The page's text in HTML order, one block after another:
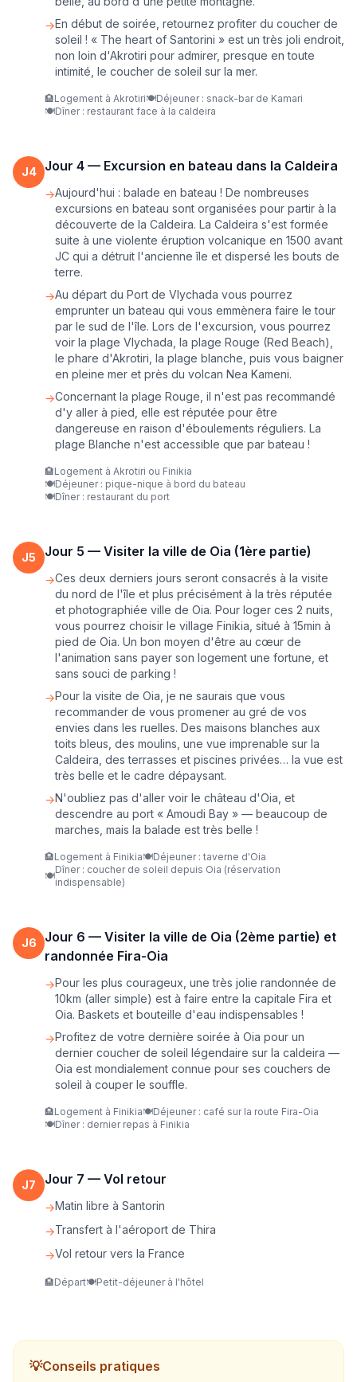
→En début de soirée, retournez profiter du coucher de
soleil ! « The heart of Santorini » est un très joli endroit,
non loin d'Akrotiri pour admirer, presque en toute
intimité, le coucher de soleil sur la mer.
🏨Logement à Akrotiri🍽️Déjeuner : snack-bar de Kamari
🍽️Dîner : restaurant face à la caldeira
J4 Jour 4 — Excursion en bateau dans la Caldeira
→Aujourd'hui : balade en bateau ! De nombreuses
excursions en bateau sont organisées pour partir à la
découverte de la Caldeira. La Caldeira s'est formée
suite à une violente éruption volcanique en 1500 avant
JC qui a détruit l'ancienne île et dispersé les bouts de
terre.
→Au départ du Port de Vlychada vous pourrez
emprunter un bateau qui vous emmènera faire le tour
par le sud de l'île. Lors de l'excursion, vous pourrez
voir la plage Vlychada, la plage Rouge (Red Beach),
le phare d'Akrotiri, la plage blanche, puis vous baigner
en pleine mer et près du volcan Nea Kameni.
→Concernant la plage Rouge, il n'est pas recommandé
d'y aller à pied, elle est réputée pour être
dangereuse en raison d'éboulements réguliers. La
plage Blanche n'est accessible que par bateau !
🏨Logement à Akrotiri ou Finikia
🍽️Déjeuner : pique-nique à bord du bateau
🍽️Dîner : restaurant du port
J5 Jour 5 — Visiter la ville de Oia (1ère partie)
→Ces deux derniers jours seront consacrés à la visite
du nord de l'île et plus précisément à la très réputée
et photographiée ville de Oia. Pour loger ces 2 nuits,
vous pourrez choisir le village Finikia, situé à 15min à
pied de Oia. Un bon moyen d'être au cœur de
l'animation sans payer son logement une fortune, et
sans souci de parking !
→Pour la visite de Oia, je ne saurais que vous
recommander de vous promener au gré de vos
envies dans les ruelles. Des maisons blanches aux
toits bleus, des moulins, une vue imprenable sur la
Caldeira, des terrasses et piscines privées… la vue est
très belle et le cadre dépaysant.
→N'oubliez pas d'aller voir le château d'Oia, et
descendre au port « Amoudi Bay » — beaucoup de
marches, mais la balade est très belle !
🏨Logement à Finikia🍽️Déjeuner : taverne d'Oia
🍽️
Dîner : coucher de soleil depuis Oia (réservation
indispensable)
J6 Jour 6 — Visiter la ville de Oia (2ème partie) et
randonnée Fira-Oia
→Pour les plus courageux, une très jolie randonnée de
10km (aller simple) est à faire entre la capitale Fira et
Oia. Baskets et bouteille d'eau indispensables !
→Profitez de votre dernière soirée à Oia pour un
dernier coucher de soleil légendaire sur la caldeira —
Oia est mondialement connue pour ses couchers de
soleil à couper le souffle.
🏨Logement à Finikia🍽️Déjeuner : café sur la route Fira-Oia
🍽️Dîner : dernier repas à Finikia
J7 Jour 7 — Vol retour
→Matin libre à Santorin
→Transfert à l'aéroport de Thira
→Vol retour vers la France
🏨Départ🍽️Petit-déjeuner à l'hôtel
💡Conseils pratiques